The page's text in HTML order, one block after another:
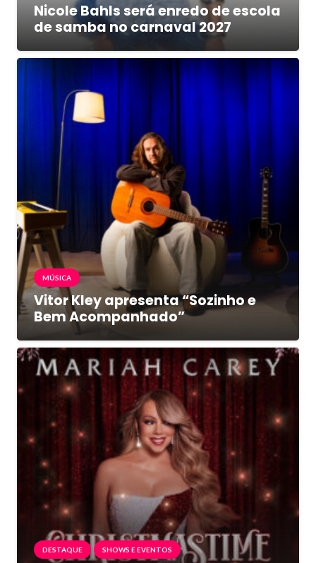
Nicole Bahls será enredo de escola
de samba no carnaval 2027
MÚSICA
Vitor Kley apresenta “Sozinho e
Bem Acompanhado”
DESTAQUE SHOWS E EVENTOS